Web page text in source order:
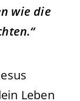
wie die
Leben